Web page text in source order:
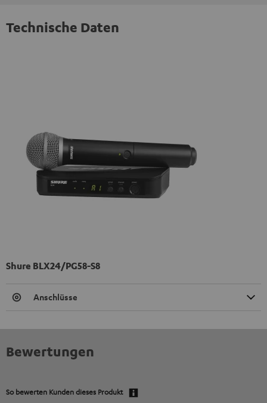
Technische Daten
Shure BLX24/PG58-S8
Anschlüsse
Bewertungen
So bewerten Kunden dieses Produkt